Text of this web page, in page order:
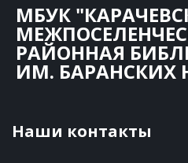
МБУК
РАЙОННАЯ
ИМ. БАРАНСКИХ
Наши контакты